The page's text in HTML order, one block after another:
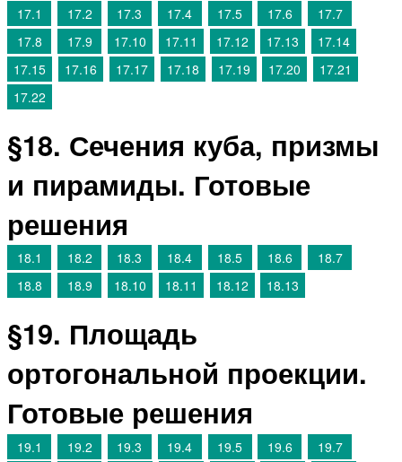
17.1 17.2 17.3 17.4 17.5 17.6
17.7
17.8
17.9 17.10 17.11 17.12 17.13
17.14
17.15
17.16 17.17 17.18 17.19 17.20
17.21
17.22
§18. Сечения куба, призмы
и пирамиды. Готовые
решения
18.1 18.2 18.3 18.4 18.5 18.6
18.7
18.8
18.9 18.10 18.11 18.12 18.13
§19. Площадь
ортогональной проекции.
Готовые решения
19.1 19.2 19.3 19.4 19.5 19.6 19.7